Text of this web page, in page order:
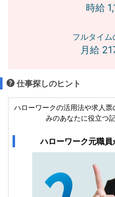
時給
フルタイ
月給
仕事探しのヒント
ハローワークの活用法や求人
みのあなたに役立つ
ハローワーク元職